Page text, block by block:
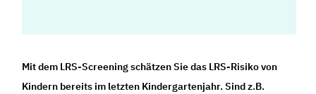
Mit dem LRS-Screening schätzen Sie das LRS-Risiko von
Kindern bereits im letzten Kindergartenjahr. Sind z.B.